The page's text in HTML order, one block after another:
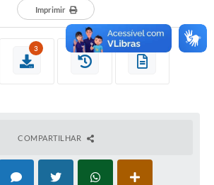
Imprimir
3
COMPARTILHAR